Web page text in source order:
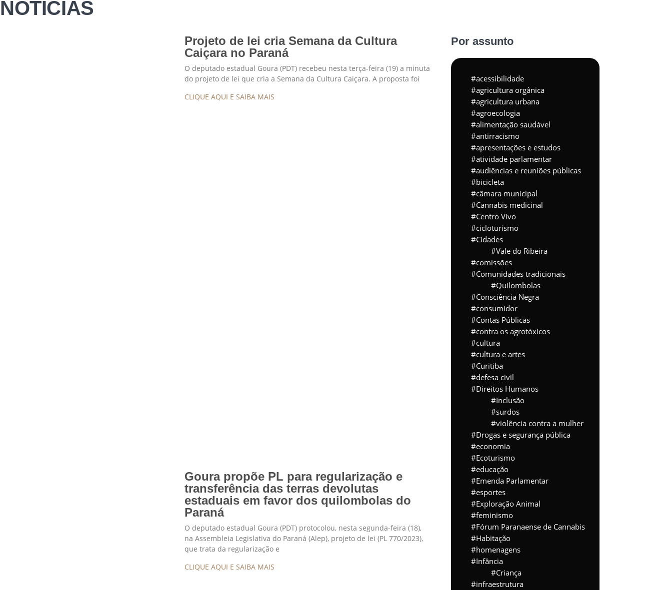
NOTÍCIAS
Projeto de lei cria Semana da Cultura
Caiçara no Paraná
O deputado estadual Goura (PDT) recebeu nesta terça-feira (19) a minuta
do projeto de lei que cria a Semana da Cultura Caiçara. A proposta foi
CLIQUE AQUI E SAIBA MAIS
Goura propõe PL para regularização e
transferência das terras devolutas
estaduais em favor dos quilombolas do
Paraná
O deputado estadual Goura (PDT) protocolou, nesta segunda-feira (18),
na Assembleia Legislativa do Paraná (Alep), projeto de lei (PL 770/2023),
que trata da regularização e
CLIQUE AQUI E SAIBA MAIS
Por assunto
acessibilidade
agricultura orgânica
agricultura urbana
agroecologia
alimentação saudável
antirracismo
apresentações e estudos
atividade parlamentar
audiências e reuniões públicas
bicicleta
câmara municipal
Cannabis medicinal
Centro Vivo
cicloturismo
Cidades
Vale do Ribeira
comissões
Comunidades tradicionais
Quilombolas
Consciência Negra
consumidor
Contas Públicas
contra os agrotóxicos
cultura
cultura e artes
Curitiba
defesa civil
Direitos Humanos
Inclusão
surdos
violência contra a mulher
Drogas e segurança pública
economia
Ecoturismo
educação
Emenda Parlamentar
esportes
Exploração Animal
feminismo
Fórum Paranaense de Cannabis
Habitação
homenagens
Infância
Criança
infraestrutura